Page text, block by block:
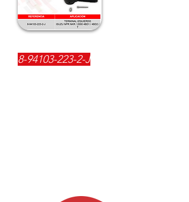
8-94103-223-2-J